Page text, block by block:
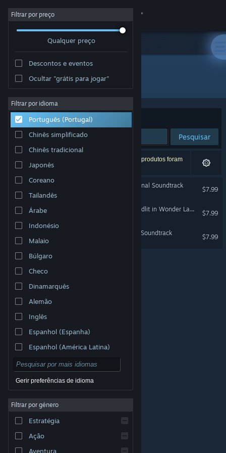
Iniciar sessão
Sobre
Apoio
Alterar idioma
Instala a app móvel do Steam
Ver versão para computadores
© Valve Corporation. Todos os direitos reservados.
respetivos proprietários nos E.U.A. e outros países.
Acessibilidade
Reembolsos|Cookies
Filtrar por preço
Qualquer preço
Descontos e eventos
Ocultar "grátis para jogar"
Filtrar por idioma
Português (Portugal)
Chinês simplificado
Chinês tradicional
Japonês
Coreano
Tailandês
Árabe
Indonésio
Malaio
Búlgaro
Checo
Dinamarquês
Alemão
Inglês
Espanhol (Espanha)
Espanhol (América Latina)
Gerir preferências de idioma
Filtrar por género
Estratégia
Ação
Aventura
Developer: Team Ladybug
Ordenar por Relevância
Pesquisar
3 resultados correspondentes à tua pesquisa. 5 produtos foram
excluídos com base nas tuas preferências.
Touhou Luna Nights - Original Soundtrack
$7.99
Record of Lodoss War-Deedlit in Wonder Labyrinth- Original Soundtrack
$7.99
BLADECHIMERA - Original Soundtrack
$7.99